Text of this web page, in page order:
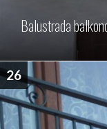
Balustrada
26